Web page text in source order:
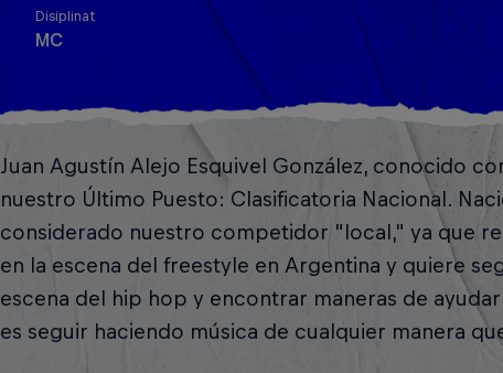
Disiplinat
MC
Juan Agustín Alejo Esquivel González, conocido
nuestro Último Puesto: Clasificatoria Nacional.
considerado nuestro competidor "local," ya que
en la escena del freestyle en Argentina y quiere
escena del hip hop y encontrar maneras de
es seguir haciendo música de cualquier manera